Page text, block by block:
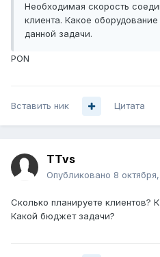
Необходимая скорость
клиента. Какое
данной задачи.
PON
Вставить ник Цитата
TTvs
Опубликовано 8
Сколько планируете клиентов?
Какой бюджет задачи?